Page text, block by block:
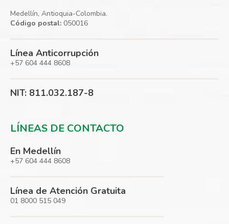
Medellín, Antioquia-Colombia.
Código postal: 050016
Línea Anticorrupción
+57 604 444 8608
NIT: 811.032.187-8
LÍNEAS DE CONTACTO
En Medellín
+57 604 444 8608
Línea de Atención Gratuita
01 8000 515 049